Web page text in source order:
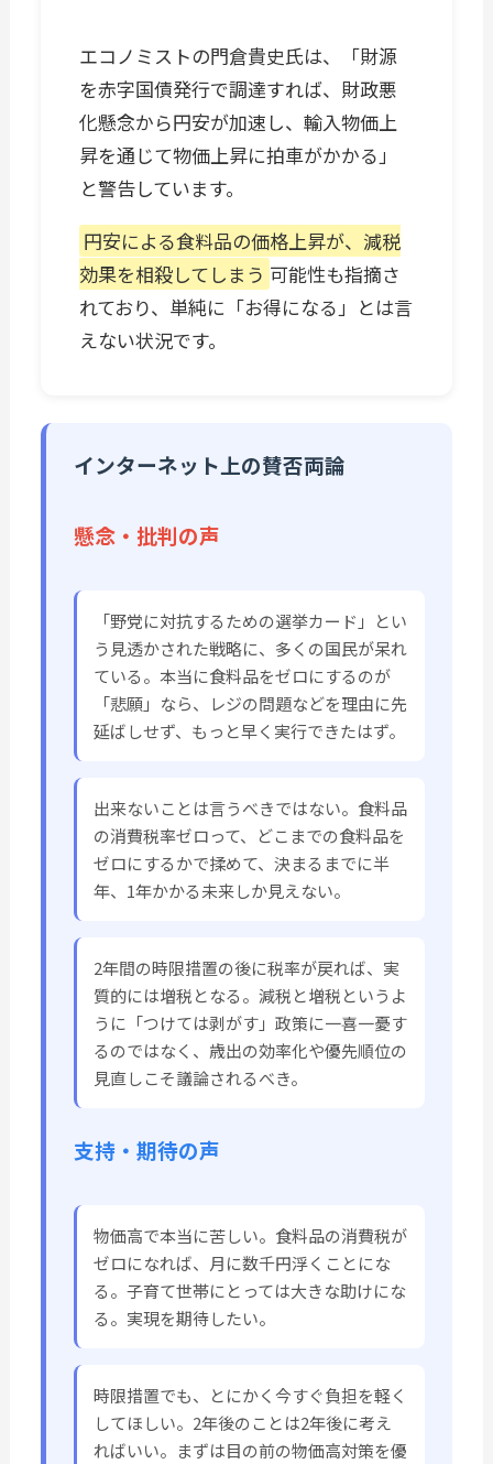
エコノミストの門倉貴史氏は、「財源
を赤字国債発行で調達すれば、財政悪
化懸念から円安が加速し、輸入物価上
昇を通じて物価上昇に拍車がかかる」
と警告しています。
円安による食料品の価格上昇が、減税
効果を相殺してしまう 可能性も指摘さ
れており、単純に「お得になる」とは言
えない状況です。
インターネット上の賛否両論
懸念・批判の声
「野党に対抗するための選挙カード」とい
う見透かされた戦略に、多くの国民が呆れ
ている。本当に食料品をゼロにするのが
「悲願」なら、レジの問題などを理由に先
延ばしせず、もっと早く実行できたはず。
出来ないことは言うべきではない。食料品
の消費税率ゼロって、どこまでの食料品を
ゼロにするかで揉めて、決まるまでに半
年、1年かかる未来しか見えない。
2年間の時限措置の後に税率が戻れば、実
質的には増税となる。減税と増税というよ
うに「つけては剥がす」政策に一喜一憂す
るのではなく、歳出の効率化や優先順位の
見直しこそ議論されるべき。
支持・期待の声
物価高で本当に苦しい。食料品の消費税が
ゼロになれば、月に数千円浮くことにな
る。子育て世帯にとっては大きな助けにな
る。実現を期待したい。
時限措置でも、とにかく今すぐ負担を軽く
してほしい。2年後のことは2年後に考え
ればいい。まずは目の前の物価高対策を優